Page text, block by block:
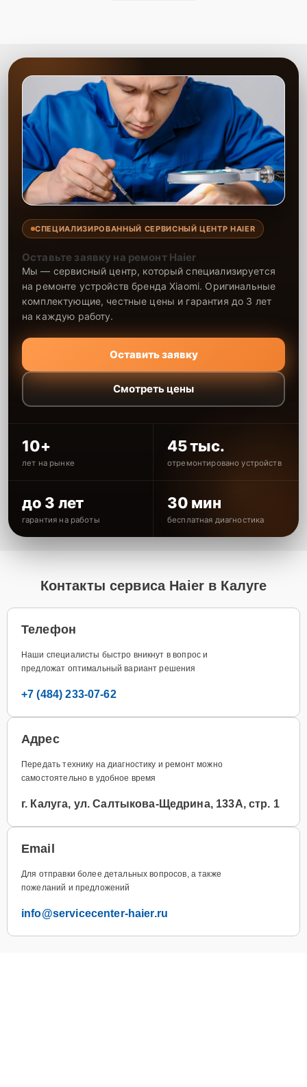
СПЕЦИАЛИЗИРОВАННЫЙ СЕРВИСНЫЙ ЦЕНТР HAIER
Оставьте заявку на ремонт Haier
Мы — сервисный центр, который специализируется
на ремонте устройств бренда Xiaomi. Оригинальные
комплектующие, честные цены и гарантия до 3 лет
на каждую работу.
Оставить заявку
Смотреть цены
10+
лет на рынке
45 тыс.
отремонтировано устройств
до 3 лет
гарантия на работы
30 мин
бесплатная диагностика
Контакты сервиса Haier в Калуге
Телефон
Наши специалисты быстро вникнут в вопрос и
предложат оптимальный вариант решения
+7 (484) 233-07-62
Адрес
Передать технику на диагностику и ремонт можно
самостоятельно в удобное время
г. Калуга, ул. Салтыкова-Щедрина, 133А, стр. 1
Email
Для отправки более детальных вопросов, а также
пожеланий и предложений
info@servicecenter-haier.ru